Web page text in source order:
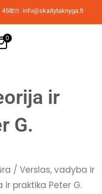
458 info@skaitytaknyga.lt
0
ir
G.
/ Verslas, vadyba ir
ir praktika Peter G.